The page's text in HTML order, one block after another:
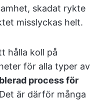
skadat rykte
misslyckas helt.
hålla koll på
för alla typer av
process för
är därför många